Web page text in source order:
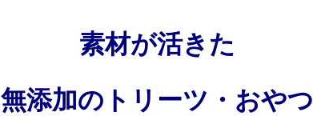
素材が活きた
無添加のトリーツ・おやつ